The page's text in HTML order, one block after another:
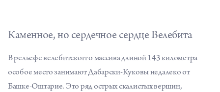
Каменное, но сердечное сердце Велебита
В рельефе велебитскогго массива длиной 143 километра
особое место занимают Дабарски-Куковы недалеко от
Башке-Оштарие. Это ряд острых скалистых вершин,